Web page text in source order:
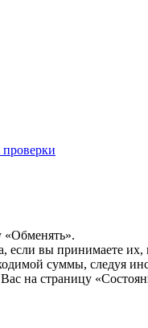
«Обменять».
если вы принимаете
суммы, следуя
на страницу